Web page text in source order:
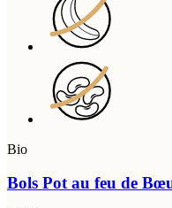
Bio
Bols Pot au feu de